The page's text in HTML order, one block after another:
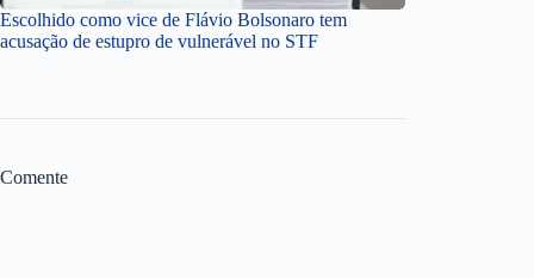
Escolhido como vice de Flávio Bolsonaro tem
acusação de estupro de vulnerável no STF
Comente